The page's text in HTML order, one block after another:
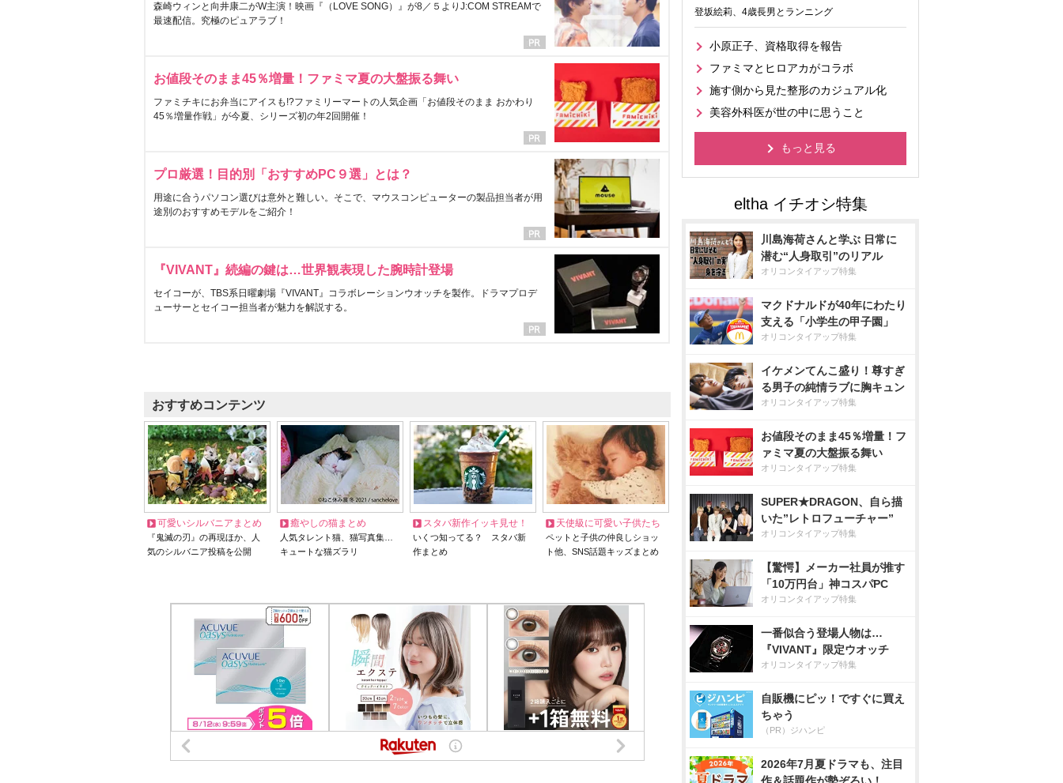
森崎ウィンと向井康二がW主演！映画『（LOVE SONG）』が8／５よりJ:COM STREAMで
最速配信。究極のピュアラブ！
お値段そのまま45％増量！ファミマ夏の大盤振る舞い
ファミチキにお弁当にアイスも!?ファミリーマートの人気企画「お値段そのまま おかわり
45％増量作戦」が今夏、シリーズ初の年2回開催！
プロ厳選！目的別「おすすめPC９選」とは？
用途に合うパソコン選びは意外と難しい。そこで、マウスコンピューターの製品担当者が用
途別のおすすめモデルをご紹介！
『VIVANT』続編の鍵は…世界観表現した腕時計登場
セイコーが、TBS系日曜劇場『VIVANT』コラボレーションウオッチを製作。ドラマプロデ
ューサーとセイコー担当者が魅力を解説する。
おすすめコンテンツ
可愛いシルバニアまとめ
『鬼滅の刃』の再現ほか、人
気のシルバニア投稿を公開
癒やしの猫まとめ
人気タレント猫、猫写真集…
キュートな猫ズラリ
スタバ新作イッキ見せ！
いくつ知ってる？ スタバ新
作まとめ
天使級に可愛い子供たち
ペットと子供の仲良しショッ
ト他、SNS話題キッズまとめ
登坂絵莉、4歳長男とランニング
小原正子、資格取得を報告
ファミマとヒロアカがコラボ
施す側から見た整形のカジュアル化
美容外科医が世の中に思うこと
もっと見る
川島海荷さんと学ぶ 日常に
潜む“人身取引”のリアル
オリコンタイアップ特集
マクドナルドが40年にわたり
支える「小学生の甲子園」
オリコンタイアップ特集
イケメンてんこ盛り！尊すぎ
る男子の純情ラブに胸キュン
オリコンタイアップ特集
お値段そのまま45％増量！フ
ァミマ夏の大盤振る舞い
オリコンタイアップ特集
SUPER★DRAGON、自ら描
いた”レトロフューチャー”
オリコンタイアップ特集
【驚愕】メーカー社員が推す
「10万円台」神コスパPC
オリコンタイアップ特集
一番似合う登場人物は…
『VIVANT』限定ウオッチ
オリコンタイアップ特集
自販機にピッ！ですぐに買え
ちゃう
（PR）ジハンピ
2026年7月夏ドラマも、注目